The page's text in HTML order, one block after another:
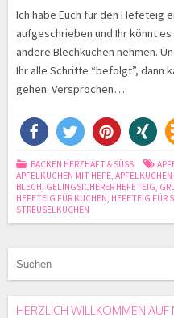
Ich habe Euch für den Hefeteig
aufgeschrieben und Ihr könnt
andere Blechkuchen nehmen.
Ihr alle Schritte “befolgt”, dann
gehen. Versprochen…
BACKEN HERZHAFT & SÜSS
APFELKUCHEN MIT HEFE,
BLECH, GELINGSICHERER HEFETEIG,
HEFETEIG FÜR KUCHEN, HEFETEIG FÜR
STREUSELKUCHEN
HERZLICH WILLKOMMEN